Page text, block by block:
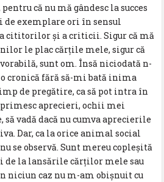
că nu mă gândesc la succes
exemplare ori în sensul
cititorilor și a criticii. Sigur că mă
le plac cărțile mele, sigur că
sunt om. Însă niciodată n-
cronică fără să-mi bată inima
de pregătire, ca să pot intra în
aprecieri, ochii mei
vadă dacă nu cumva aprecierile
Dar, ca la orice animal social
se observă. Sunt mereu copleșită
de la lansările cărților mele sau
niciun caz nu m-am obișnuit cu